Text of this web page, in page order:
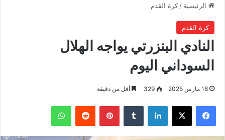
الرئيسية / كرة القدم
كرة القدم
النادي البنزرتي يواجه الهلال
السوداني اليوم
18 مارس 2025 329 أقل من دقيقة
فيسبوك ‫X لينكدإن بينتيريست واتساب